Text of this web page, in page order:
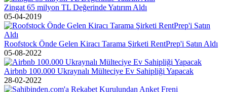
Zingat 65 milyon TL Değerinde Yatırım Aldı
05-04-2019
Roofstock Önde Gelen Kiracı Tarama Şirketi RentPrep'i Satın Aldı
05-08-2022
Airbnb 100.000 Ukraynalı Mülteciye Ev Sahipliği Yapacak
28-02-2022